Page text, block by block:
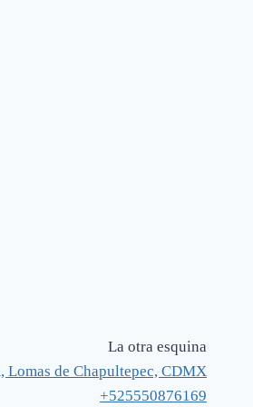
La otra esquina
Lomas de Chapultepec, CDMX
+525550876169